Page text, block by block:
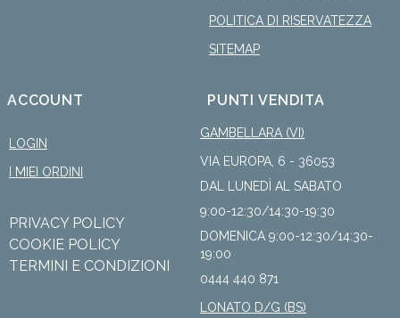
POLITICA DI RISERVATEZZA
SITEMAP
ACCOUNT
LOGIN
I MIEI ORDINI
PRIVACY POLICY
COOKIE POLICY
TERMINI E CONDIZIONI
PUNTI VENDITA
GAMBELLARA (VI)
VIA EUROPA, 6 - 36053
DAL LUNEDÌ AL SABATO
9:00-12:30/14:30-19:30
DOMENICA 9:00-12:30/14:30-
19:00
0444 440 871
LONATO D/G (BS)